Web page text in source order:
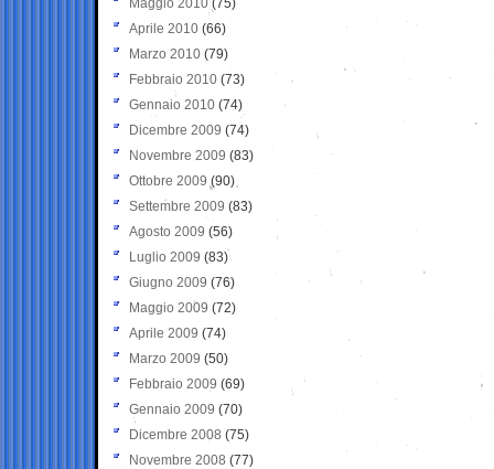
Maggio 2010 (75)
Aprile 2010 (66)
Marzo 2010 (79)
Febbraio 2010 (73)
Gennaio 2010 (74)
Dicembre 2009 (74)
Novembre 2009 (83)
Ottobre 2009 (90)
Settembre 2009 (83)
Agosto 2009 (56)
Luglio 2009 (83)
Giugno 2009 (76)
Maggio 2009 (72)
Aprile 2009 (74)
Marzo 2009 (50)
Febbraio 2009 (69)
Gennaio 2009 (70)
Dicembre 2008 (75)
Novembre 2008 (77)